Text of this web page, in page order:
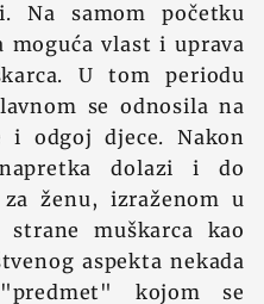
Na samom početku
moguća vlast i uprava
U tom periodu
se odnosila na
i odgoj djece. Nakon
dolazi i do
ženu, izraženom u
muškarca kao
aspekta nekada
kojom se